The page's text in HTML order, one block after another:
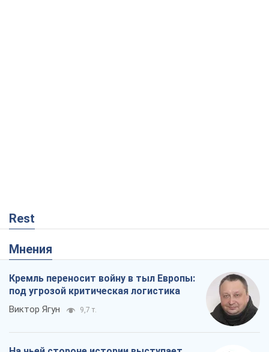
Rest
Мнения
Кремль переносит войну в тыл Европы:
под угрозой критическая логистика
Виктор Ягун 9,7 т.